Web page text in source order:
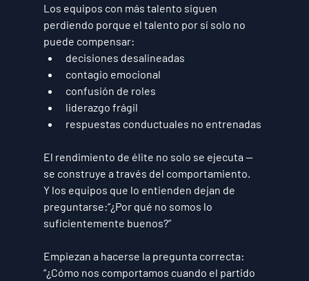
Los equipos con más talento siguen
perdiendo porque el talento por sí solo no
puede compensar:
decisiones desalineadas
contagio emocional
confusión de roles
liderazgo frágil
respuestas conductuales no entrenadas
El rendimiento de élite no solo se ejecuta —
se construye a través del comportamiento
Y los equipos que lo entienden dejan de
preguntarse:“¿Por qué no somos lo
suficientemente buenos?”
Empiezan a hacerse la pregunta correcta:
“¿Cómo nos comportamos cuando el partido